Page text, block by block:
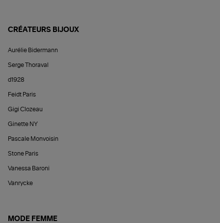
CRÉATEURS BIJOUX
Aurélie Bidermann
Serge Thoraval
d1928
Feidt Paris
Gigi Clozeau
Ginette NY
Pascale Monvoisin
Stone Paris
Vanessa Baroni
Vanrycke
MODE FEMME